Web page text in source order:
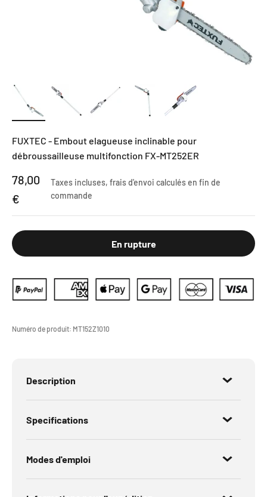
FUXTEC - Embout elagueuse inclinable pour
débroussailleuse multifonction FX-MT252ER
Prix de vente
78,00
€
Taxes incluses,frais d'envoi calculésen fin de
commande
En rupture
Numéro de produit: MT152Z1010
Description
Specifications
Modes d'emploi